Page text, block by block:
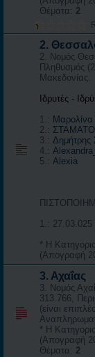
Θέματα: 2
2.
2. Νομός
Πληθυσμός
Μακεδονίας.
Ιδρυτές -
1.: Μαρολίνα
2.:
3.: Δημήτρης
4.:
5.: Alexia
1.: 27.03.025
* Η
(Απογραφή
3. Αχαΐας
3. Νομός
313.766,
(είναι
* Η
(Απογραφή
Θέματα: 2